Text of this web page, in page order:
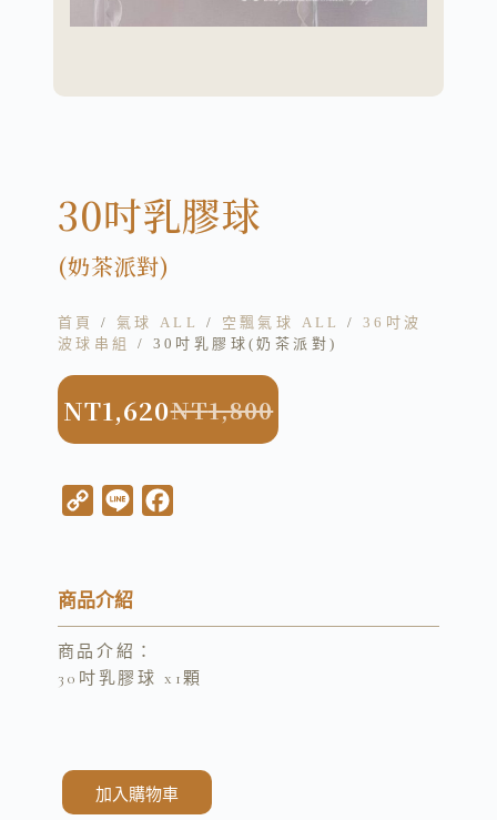
30吋乳膠球
(奶茶派對)
首頁 / 氣球 ALL / 空飄氣球 ALL / 36吋波
波球串組
/ 30吋乳膠球(奶茶派對)
NT1,800
NT1,620
y
L
i
n
e
b
o
商品介紹
商品介紹：
30吋乳膠球 x1顆
加入購物車